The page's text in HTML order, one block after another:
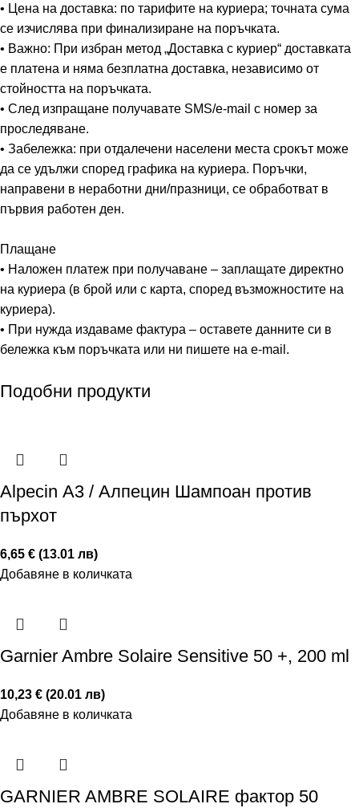
• Цена на доставка: по тарифите на куриера; точната сума
се изчислява при финализиране на поръчката.
• Важно: При избран метод „Доставка с куриер“ доставката
е платена и няма безплатна доставка, независимо от
стойността на поръчката.
• След изпращане получавате SMS/e-mail с номер за
проследяване.
• Забележка: при отдалечени населени места срокът може
да се удължи според графика на куриера. Поръчки,
направени в неработни дни/празници, се обработват в
първия работен ден.
Плащане
• Наложен платеж при получаване – заплащате директно
на куриера (в брой или с карта, според възможностите на
куриера).
• При нужда издаваме фактура – оставете данните си в
бележка към поръчката или ни пишете на e-mail.
Подобни продукти
Alpecin А3 / Алпецин Шампоан против
пърхот
6,65 € (13.01 лв)
Добавяне в количката
Garnier Ambre Solaire Sensitive 50 +, 200 ml
10,23 € (20.01 лв)
Добавяне в количката
GARNIER AMBRE SOLAIRE фактор 50